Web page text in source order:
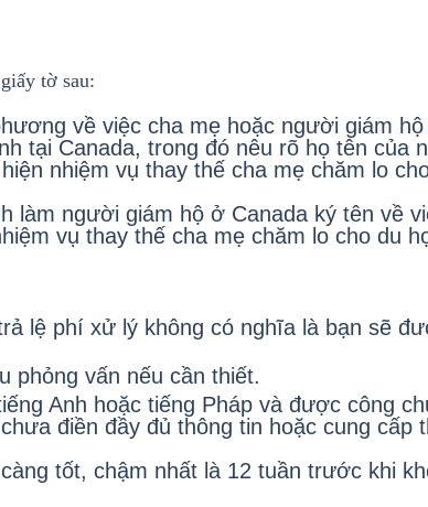
tờ sau:
về việc cha mẹ hoặc người giám
tại Canada, trong đó nêu rõ họ tên của
nhiệm vụ thay thế cha mẹ chăm lo
làm người giám hộ ở Canada ký tên về
vụ thay thế cha mẹ chăm lo cho du
lệ phí xử lý không có nghĩa là bạn sẽ
phỏng vấn nếu cần thiết.
Anh hoặc tiếng Pháp và được công
điền đầy đủ thông tin hoặc cung cấp
tốt, chậm nhất là 12 tuần trước khi